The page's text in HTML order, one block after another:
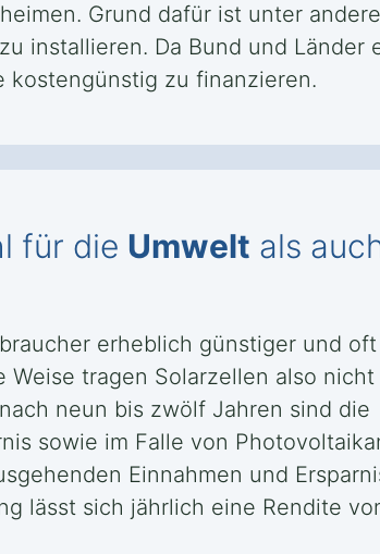
Grund dafür ist unter
installieren. Da Bund und Länder
kostengünstig zu finanzieren.
für die Umwelt als
erheblich günstiger und oft
tragen Solarzellen also
neun bis zwölf Jahren sind die
sowie im Falle von
Einnahmen und
lässt sich jährlich eine Rendite